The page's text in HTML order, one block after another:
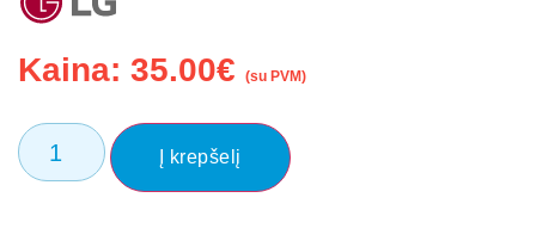
Kaina: 35.00€ (su PVM)
Į krepšelį